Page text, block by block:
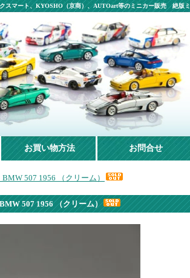
マート、KYOSHO（京商）、AUTOart等のミニカー販売 絶版ミ
お買い物方法 お問合せ
507 1956 （クリーム）
507 1956 （クリーム）